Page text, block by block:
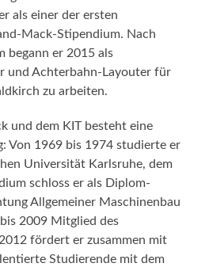
als einer der ersten
Mack-Stipendium. Nach
begann er 2015 als
und Achterbahn-Layouter für
zu arbeiten.
und dem KIT besteht eine
Von 1969 bis 1974 studierte er
Universität Karlsruhe, dem
schloss er als Diplom-
Allgemeiner Maschinenbau
2009 Mitglied des
fördert er zusammen mit
Studierende mit dem